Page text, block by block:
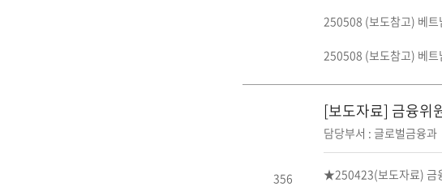
250508 (보도참고) 베트
250508 (보도참고) 베트
356
[보도자료] 금융위
담당부서 : 글로벌금융과
★250423(보도자료) 금